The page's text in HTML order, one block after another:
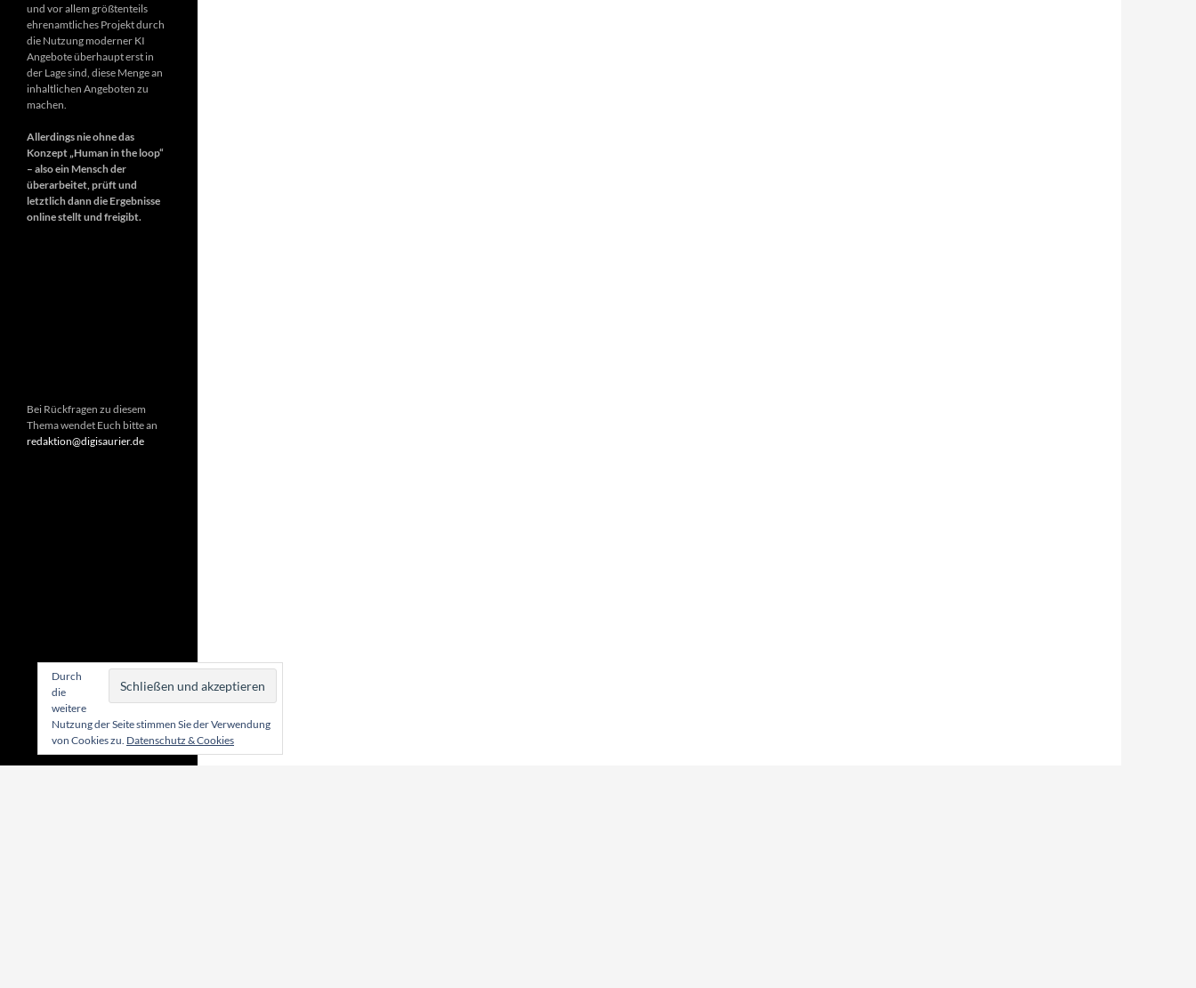
und vor allem größtenteils
ehrenamtliches Projekt durch
die Nutzung moderner KI
Angebote überhaupt erst in
der Lage sind, diese Menge an
inhaltlichen Angeboten zu
machen.
Allerdings nie ohne das
Konzept „Human in the loop“
– also ein Mensch der
überarbeitet, prüft und
letztlich dann die Ergebnisse
online stellt und freigibt.
Bei Rückfragen zu diesem
Thema wendet Euch bitte an
redaktion@digisaurier.de
Durch
die
weitere
Nutzung der Seite stimmen Sie der Verwendung
von Cookies zu. Datenschutz & Cookies